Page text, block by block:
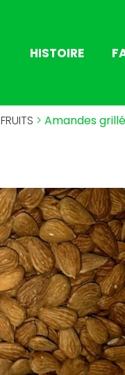
HISTOIRE
FRUITS > Amandes